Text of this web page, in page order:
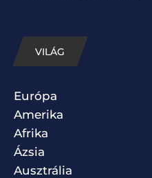
VILÁG
Európa
Amerika
Afrika
Ázsia
Ausztrália